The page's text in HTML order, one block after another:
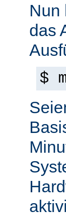
Nun
das
$